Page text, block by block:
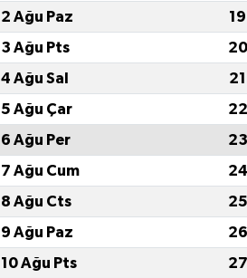
2 Ağu Paz
3 Ağu Pts
4 Ağu Sal
5 Ağu Çar
6 Ağu Per
7 Ağu Cum
8 Ağu Cts
9 Ağu Paz
10 Ağu Pts